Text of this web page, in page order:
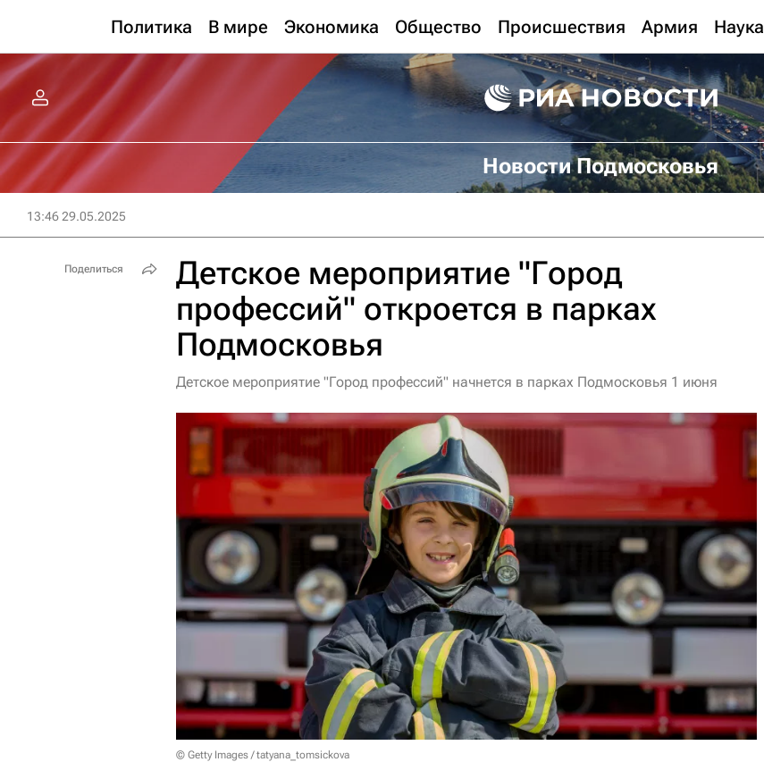
Политика В мире Экономика Общество Происшествия Армия Наука
Новости Подмосковья
13:46 29.05.2025
Детское мероприятие "Город
профессий" откроется в парках
Подмосковья
Детское мероприятие "Город профессий" начнется в парках Подмосковья 1 июня
© Getty Images / tatyana_tomsickova
Поделиться